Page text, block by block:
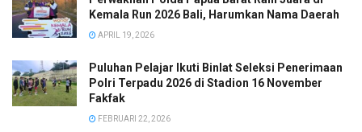
Kemala Run 2026 Bali, Harumkan Nama Daerah
APRIL 19, 2026
Puluhan Pelajar Ikuti Binlat Seleksi Penerimaan
Polri Terpadu 2026 di Stadion 16 November
Fakfak
FEBRUARI 22, 2026